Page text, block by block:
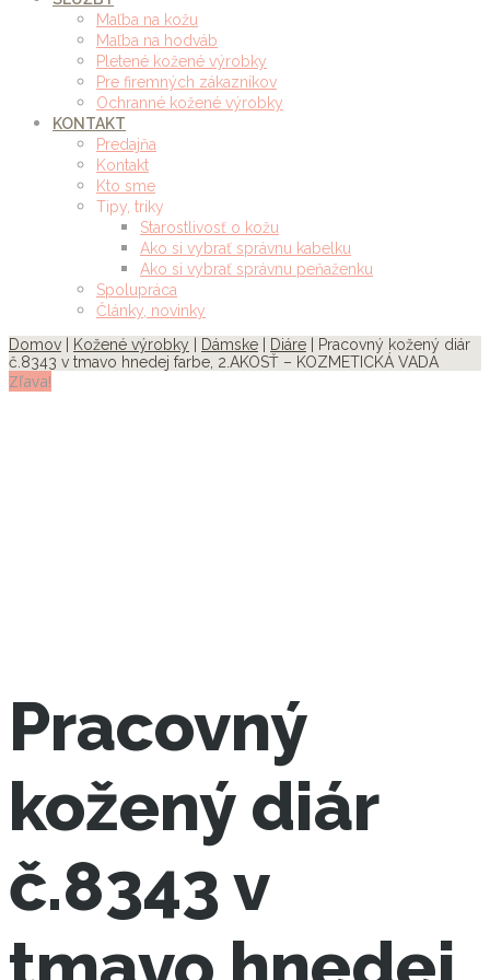
Maľba na kožu
Maľba na hodváb
Pletené kožené výrobky
Pre firemných zákazníkov
Ochranné kožené výrobky
KONTAKT
Predajňa
Kontakt
Kto sme
Tipy, triky
Starostlivosť o kožu
Ako si vybrať správnu kabelku
Ako si vybrať správnu peňaženku
Spolupráca
Články, novinky
Domov
Kožené výrobky Dámske Diáre | Pracovný kožený diár
č.8343 v tmavo hnedej farbe, 2.AKOSŤ – KOZMETICKÁ VADA
Zľava!
Pracovný
kožený diár
č.8343 v